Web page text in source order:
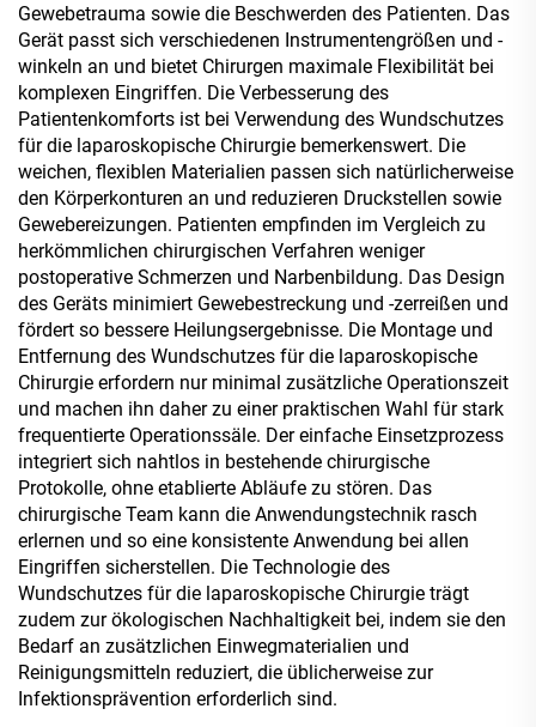
Gewebetrauma sowie die Beschwerden des Patienten. Das
Gerät passt sich verschiedenen Instrumentengrößen und -
winkeln an und bietet Chirurgen maximale Flexibilität bei
komplexen Eingriffen. Die Verbesserung des
Patientenkomforts ist bei Verwendung des Wundschutzes
für die laparoskopische Chirurgie bemerkenswert. Die
weichen, flexiblen Materialien passen sich natürlicherweise
den Körperkonturen an und reduzieren Druckstellen sowie
Gewebereizungen. Patienten empfinden im Vergleich zu
herkömmlichen chirurgischen Verfahren weniger
postoperative Schmerzen und Narbenbildung. Das Design
des Geräts minimiert Gewebestreckung und -zerreißen und
fördert so bessere Heilungsergebnisse. Die Montage und
Entfernung des Wundschutzes für die laparoskopische
Chirurgie erfordern nur minimal zusätzliche Operationszeit
und machen ihn daher zu einer praktischen Wahl für stark
frequentierte Operationssäle. Der einfache Einsetzprozess
integriert sich nahtlos in bestehende chirurgische
Protokolle, ohne etablierte Abläufe zu stören. Das
chirurgische Team kann die Anwendungstechnik rasch
erlernen und so eine konsistente Anwendung bei allen
Eingriffen sicherstellen. Die Technologie des
Wundschutzes für die laparoskopische Chirurgie trägt
zudem zur ökologischen Nachhaltigkeit bei, indem sie den
Bedarf an zusätzlichen Einwegmaterialien und
Reinigungsmitteln reduziert, die üblicherweise zur
Infektionsprävention erforderlich sind.